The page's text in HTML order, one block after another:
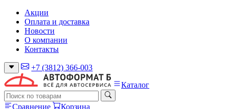
Акции
Оплата и доставка
Новости
О компании
Контакты
+7 (3812) 366-003
Каталог
Сравнение Корзина